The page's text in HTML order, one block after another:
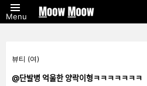
Menu
뷰티 (여)
@단발병 억울한 양락이형ㅋㅋㅋㅋㅋㅋㅋ